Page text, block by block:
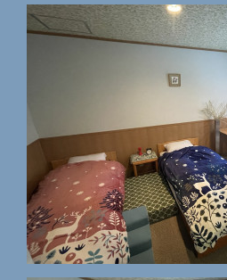
オーナー紹介 観光情報 蓼科